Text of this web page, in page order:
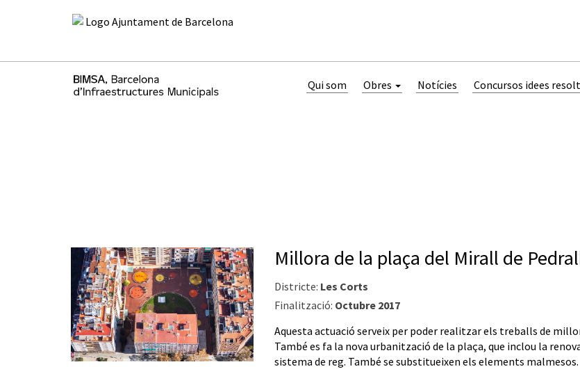
Qui som Obres Notícies Concursos idees
Millora de la plaça del Mirall de
Districte: Les Corts
Finalització: Octubre 2017
Aquesta actuació serveix per poder realitzar els treballs de
També es fa la nova urbanització de la plaça, que inclou la
sistema de reg. També se substitueixen els elements malmesos.